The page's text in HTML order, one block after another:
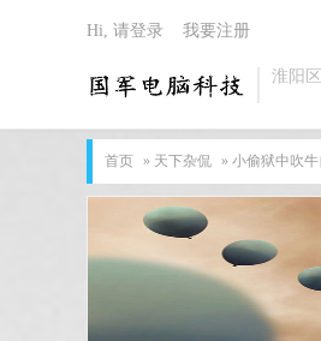
淮阳
Hi, 请登录 我要注册
首页 » 天下杂侃 » 小偷狱中吹